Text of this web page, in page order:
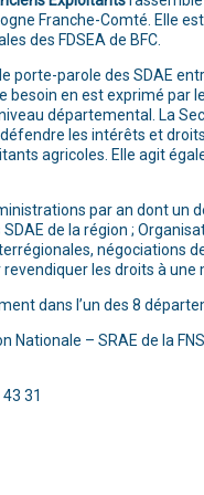
Franche-Comté. Elle
des FDSEA de BFC.
le porte-parole des SDAE
besoin en est exprimé par
départemental. La
défendre les intérêts et
agricoles. Elle agit
par an dont un
de la région ;
négociations
les droits à une
dans l’un des 8
Nationale – SRAE de la
31